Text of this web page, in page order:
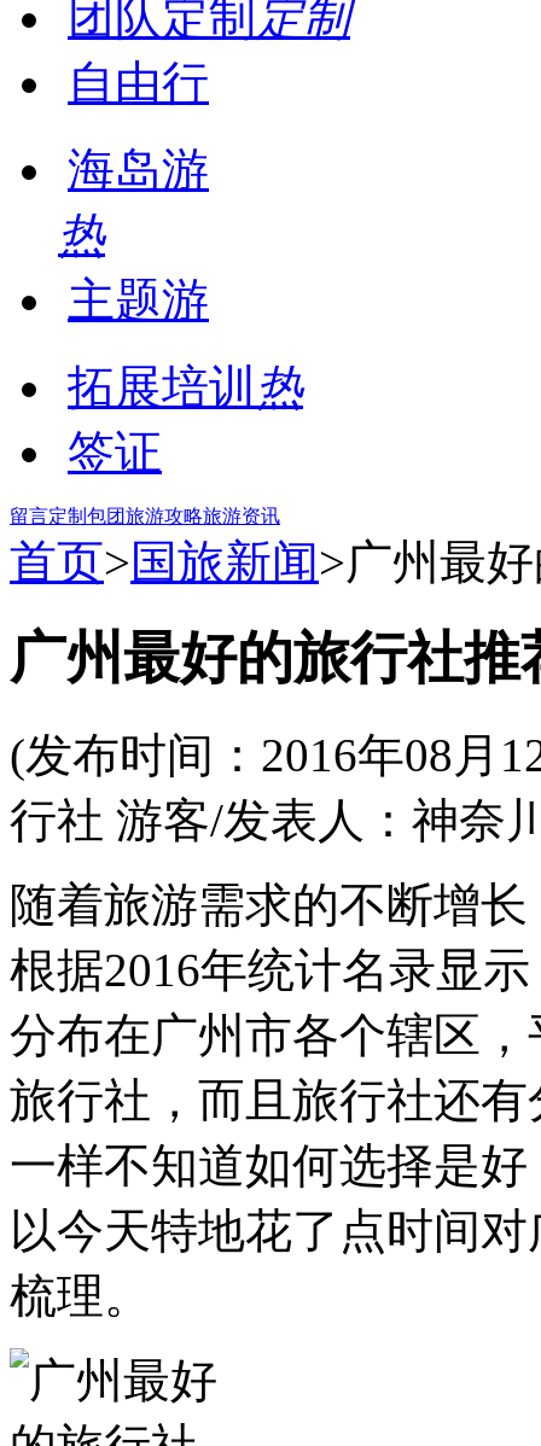
团队定制 定制
自由行
海岛游
热
主题游
拓展培训 热
签证
留言定制包团旅游攻略旅游资讯
首页>国旅新闻>广州最
广州最好的旅行社推
(发布时间：2016年08月
行社 游客/发表人：神奈
随着旅游需求的不断增
根据2016年统计名录显
分布在广州市各个辖区
旅行社，而且旅行社还
一样不知道如何选择是
以今天特地花了点时间
梳理。